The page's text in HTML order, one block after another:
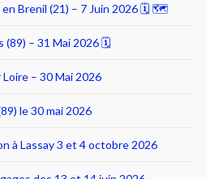
en Brenil (21) – 7 Juin 2026 🗓 🗺
(89) – 31 Mai 2026 🗓
– 30 Mai 2026
le 30 mai 2026
à Lassay 3 et 4 octobre 2026